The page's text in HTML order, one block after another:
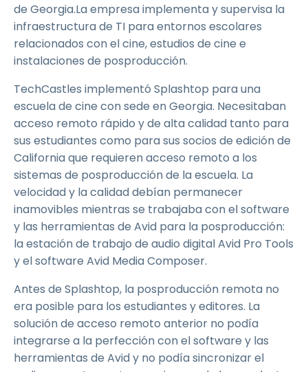
de Georgia.La empresa implementa y supervisa la
infraestructura de TI para entornos escolares
relacionados con el cine, estudios de cine e
instalaciones de posproducción.
TechCastles implementó Splashtop para una
escuela de cine con sede en Georgia. Necesitaban
acceso remoto rápido y de alta calidad tanto para
sus estudiantes como para sus socios de edición de
California que requieren acceso remoto a los
sistemas de posproducción de la escuela. La
velocidad y la calidad debían permanecer
inamovibles mientras se trabajaba con el software
y las herramientas de Avid para la posproducción:
la estación de trabajo de audio digital Avid Pro Tools
y el software Avid Media Composer.
Antes de Splashtop, la posproducción remota no
era posible para los estudiantes y editores. La
solución de acceso remoto anterior no podía
integrarse a la perfección con el software y las
herramientas de Avid y no podía sincronizar el